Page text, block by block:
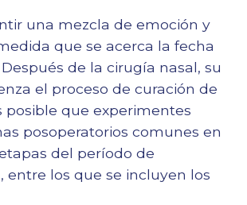
una mezcla de emoción y
que se acerca la fecha
de la cirugía nasal, su
el proceso de curación de
posible que experimentes
posoperatorios comunes en
del período de
entre los que se incluyen los